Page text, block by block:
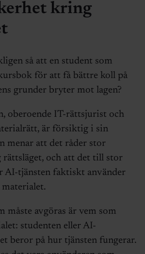
kring
så att en student som
för att få bättre koll på
grunder bryter mot lagen?
oberoende IT-rättsjurist och
är försiktig i sin
menar att det råder stor
rättsläget, och att det till stor
AI-tjänsten faktiskt använder
materialet.
måste avgöras är vem som
studenten eller AI-
beror på hur tjänsten fungerar.